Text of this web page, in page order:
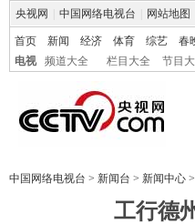
央视网 中国网络电视台 网站地图
首页 新闻 经济 体育 综艺 春
电视
频道大全 栏目大全 节目
中国网络电视台 > 新闻台 > 新闻中心 >
工行德